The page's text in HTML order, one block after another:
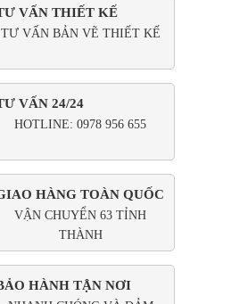
VẤN THIẾT KẾ
TƯ VẤN BẢN VẼ THIẾT KẾ
VẤN 24/24
HOTLINE: 0978 956 655
HÀNG TOÀN QUỐC
VẬN CHUYỂN 63 TỈNH
THÀNH
HÀNH TẬN NƠI